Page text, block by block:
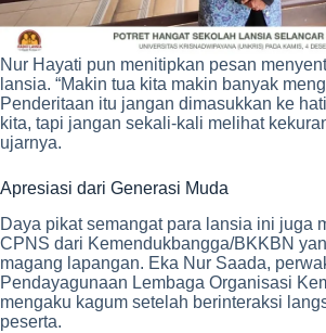
Nur Hayati pun menitipkan pesan
lansia. “Makin tua kita makin banyak
Penderitaan itu jangan dimasukkan ke
kita, tapi jangan sekali-kali melihat
ujarnya.
Apresiasi dari Generasi Muda
Daya pikat semangat para lansia ini juga
CPNS dari Kemendukbangga/BKKBN
magang lapangan. Eka Nur Saada,
Pendayagunaan Lembaga Organisasi
mengaku kagum setelah berinteraksi
peserta.